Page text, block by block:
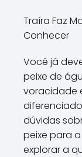
Traíra Faz
Conhecer
Você já
peixe de
voracidade
dúvidas
peixe para
explorar a